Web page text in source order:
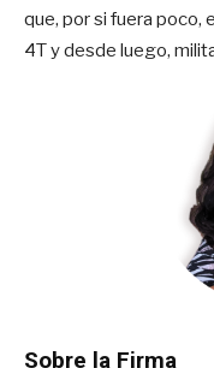
que, por si fuera poco,
4T y desde luego,
Sobre la Firma